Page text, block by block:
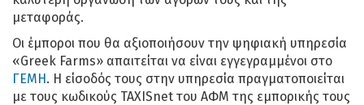
μεταφοράς.
Οι έμποροι που θα αξιοποιήσουν την ψηφιακή υπηρεσία
«Greek Farms» απαιτείται να είναι εγγεγραμμένοι στο
ΓΕΜΗ. Η είσοδός τους στην υπηρεσία πραγματοποιείται
με τους κωδικούς TAXISnet του ΑΦΜ της εμπορικής τους